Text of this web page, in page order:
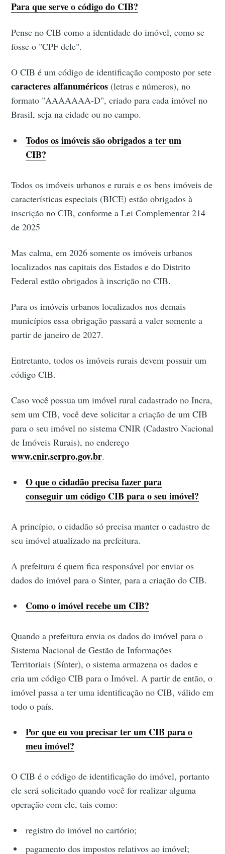
Para que serve o código do CIB?
Pense no CIB como a identidade do imóvel, como se
fosse o "CPF dele".
O CIB é um código de identificação composto por sete
caracteres alfanuméricos (letras e números), no
formato "AAAAAAA-D", criado para cada imóvel no
Brasil, seja na cidade ou no campo.
Todos os imóveis são obrigados a ter um
CIB?
Todos os imóveis urbanos e rurais e os bens imóveis de
características especiais (BICE) estão obrigados à
inscrição no CIB, conforme a Lei Complementar 214
de 2025
Mas calma, em 2026 somente os imóveis urbanos
localizados nas capitais dos Estados e do Distrito
Federal estão obrigados à inscrição no CIB.
Para os imóveis urbanos localizados nos demais
municípios essa obrigação passará a valer somente a
partir de janeiro de 2027.
Entretanto, todos os imóveis rurais devem possuir um
código CIB.
Caso você possua um imóvel rural cadastrado no Incra,
sem um CIB, você deve solicitar a criação de um CIB
para o seu imóvel no sistema CNIR (Cadastro Nacional
de Imóveis Rurais), no endereço
www.cnir.serpro.gov.br.
O que o cidadão precisa fazer para
conseguir um código CIB para o seu imóvel?
A princípio, o cidadão só precisa manter o cadastro de
seu imóvel atualizado na prefeitura.
A prefeitura é quem fica responsável por enviar os
dados do imóvel para o Sinter, para a criação do CIB.
Como o imóvel recebe um CIB?
Quando a prefeitura envia os dados do imóvel para o
Sistema Nacional de Gestão de Informações
Territoriais (Sínter), o sistema armazena os dados e
cria um código CIB para o Imóvel. A partir de então, o
imóvel passa a ter uma identificação no CIB, válido em
todo o país.
Por que eu vou precisar ter um CIB para o
meu imóvel?
O CIB é o código de identificação do imóvel, portanto
ele será solicitado quando você for realizar alguma
operação com ele, tais como:
registro do imóvel no cartório;
pagamento dos impostos relativos ao imóvel;